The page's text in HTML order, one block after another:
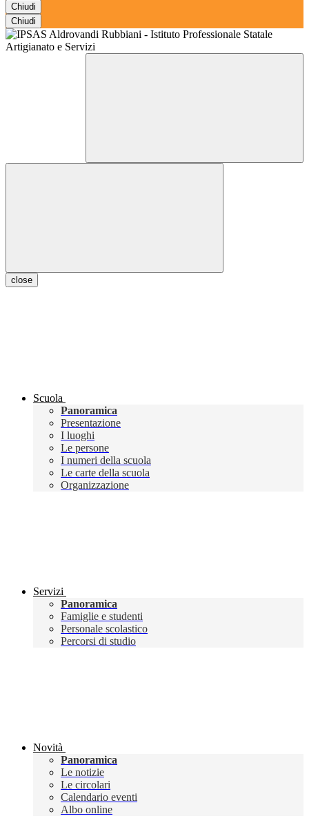
Chiudi
Chiudi
close
Scuola
Panoramica
Presentazione
I luoghi
Le persone
I numeri della scuola
Le carte della scuola
Organizzazione
Servizi
Panoramica
Famiglie e studenti
Personale scolastico
Percorsi di studio
Novità
Panoramica
Le notizie
Le circolari
Calendario eventi
Albo online